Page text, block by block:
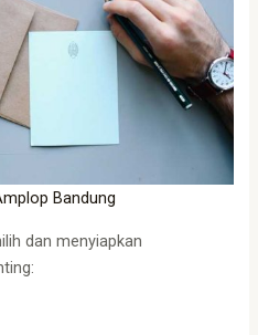
Bandung
dan menyiapkan